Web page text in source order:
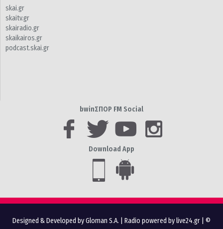
skai.gr
skaitv.gr
skairadio.gr
skaikairos.gr
podcast.skai.gr
bwinΣΠΟΡ FM Social
Download App
Designed & Developed by Gloman S.A. Radio powered by live24.gr | ©